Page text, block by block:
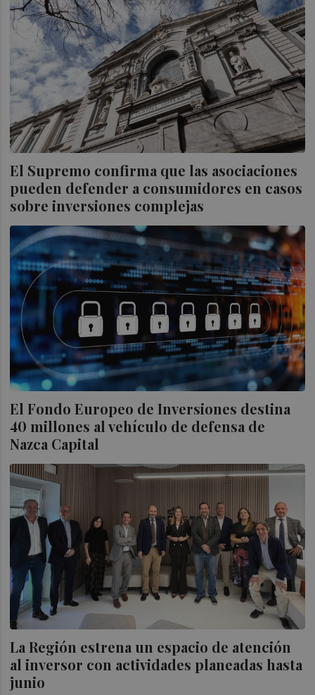
El Supremo confirma que las asociaciones
pueden defender a consumidores en casos
sobre inversiones complejas
El Fondo Europeo de Inversiones destina
40 millones al vehículo de defensa de
Nazca Capital
La Región estrena un espacio de atención
al inversor con actividades planeadas hasta
junio